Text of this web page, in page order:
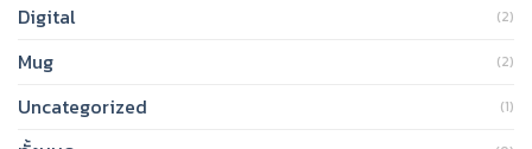
Digital (2)
Mug (2)
Uncategorized (1)